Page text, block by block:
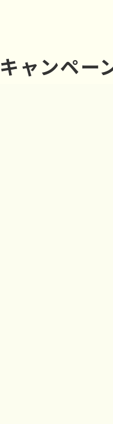
ャンペー